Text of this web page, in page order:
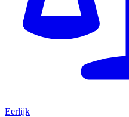
Eerlijk